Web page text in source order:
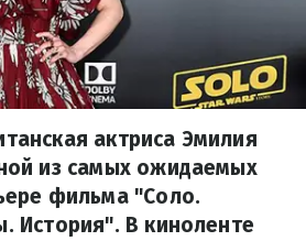
актриса Эмилия
из самых ожидаемых
фильма "Соло.
История". В киноленте